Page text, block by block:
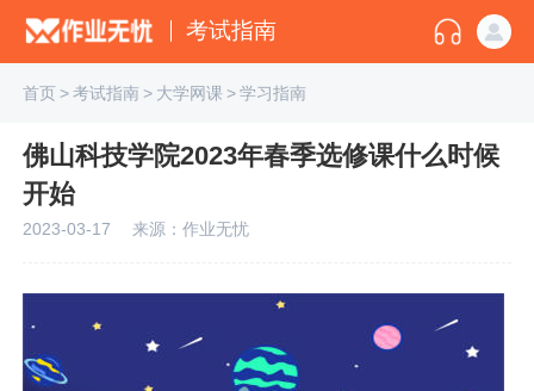
考试指南
首页>考试指南> 大学网课 >学习指南
佛山科技学院2023年春季选修课什么时候
开始
2023-03-17 来源：作业无忧